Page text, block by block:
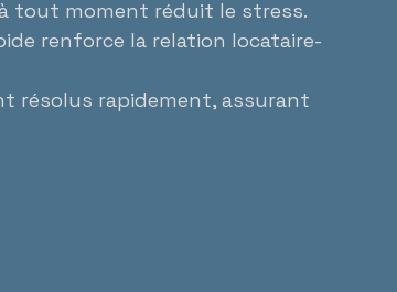
à tout moment réduit le stress.
renforce la relation locataire-
résolus rapidement, assurant